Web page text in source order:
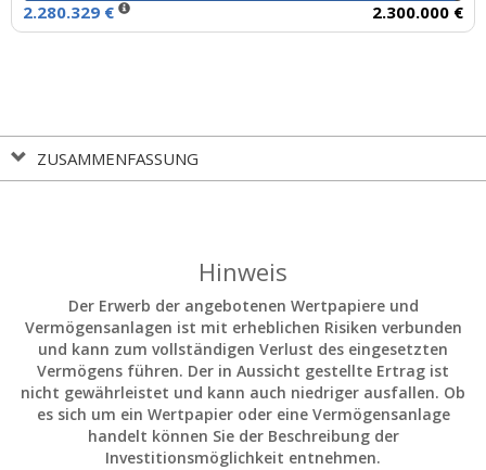
2.280.329 € 2.300.000 €
ZUSAMMENFASSUNG
Hinweis
Der Erwerb der angebotenen Wertpapiere und
Vermögensanlagen ist mit erheblichen Risiken verbunden
und kann zum vollständigen Verlust des eingesetzten
Vermögens führen. Der in Aussicht gestellte Ertrag ist
nicht gewährleistet und kann auch niedriger ausfallen. Ob
es sich um ein Wertpapier oder eine Vermögensanlage
handelt können Sie der Beschreibung der
Investitionsmöglichkeit entnehmen.